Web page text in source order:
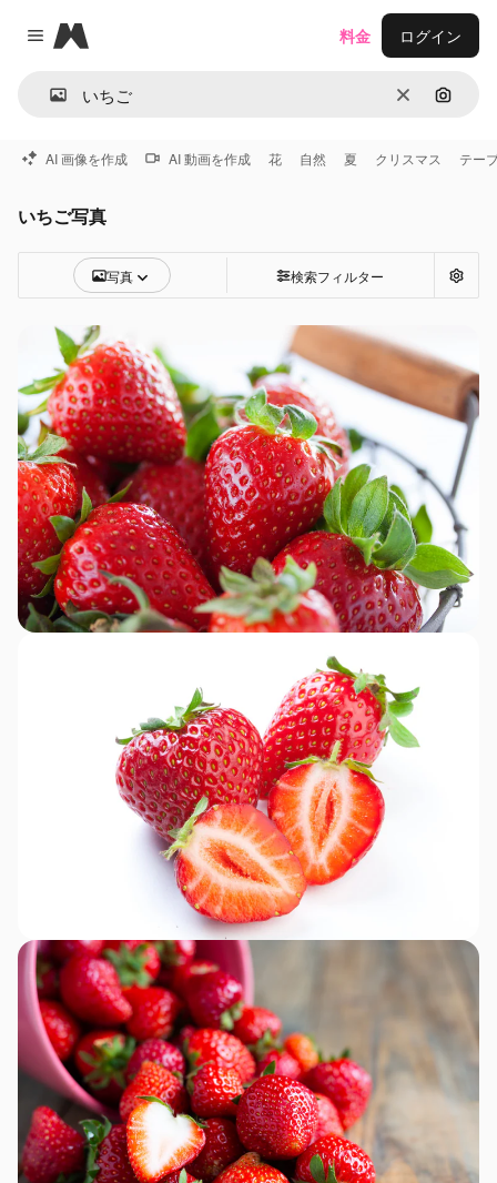
Close menu
Magnific
消去 画像で
料金 ログイン
AI 画像を作成 AI 動画を作成 花 自然 夏 クリスマス テー
いちご写真
写真 検索フィルター